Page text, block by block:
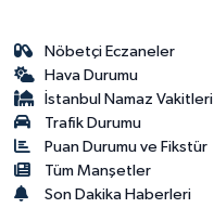
Nöbetçi Eczaneler
Hava Durumu
İstanbul Namaz Vakitleri
Trafik Durumu
Puan Durumu ve Fikstür
Tüm Manşetler
Son Dakika Haberleri